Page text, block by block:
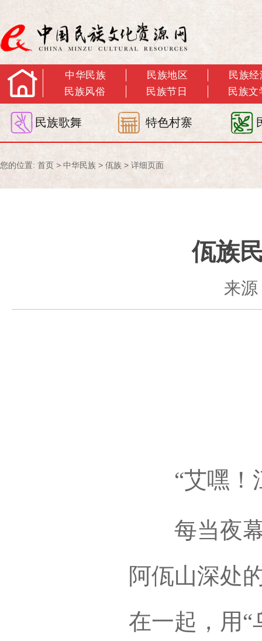
中华民族 民族地区
民族经
民族风俗
民族节日 民族文
民族歌舞 特色村寨
您的位置: 首页 > 中华民族 > 佤族 > 详细页面
佤族
来
“艾嘿！
每当夜幕
阿佤山深处
在一起，用“